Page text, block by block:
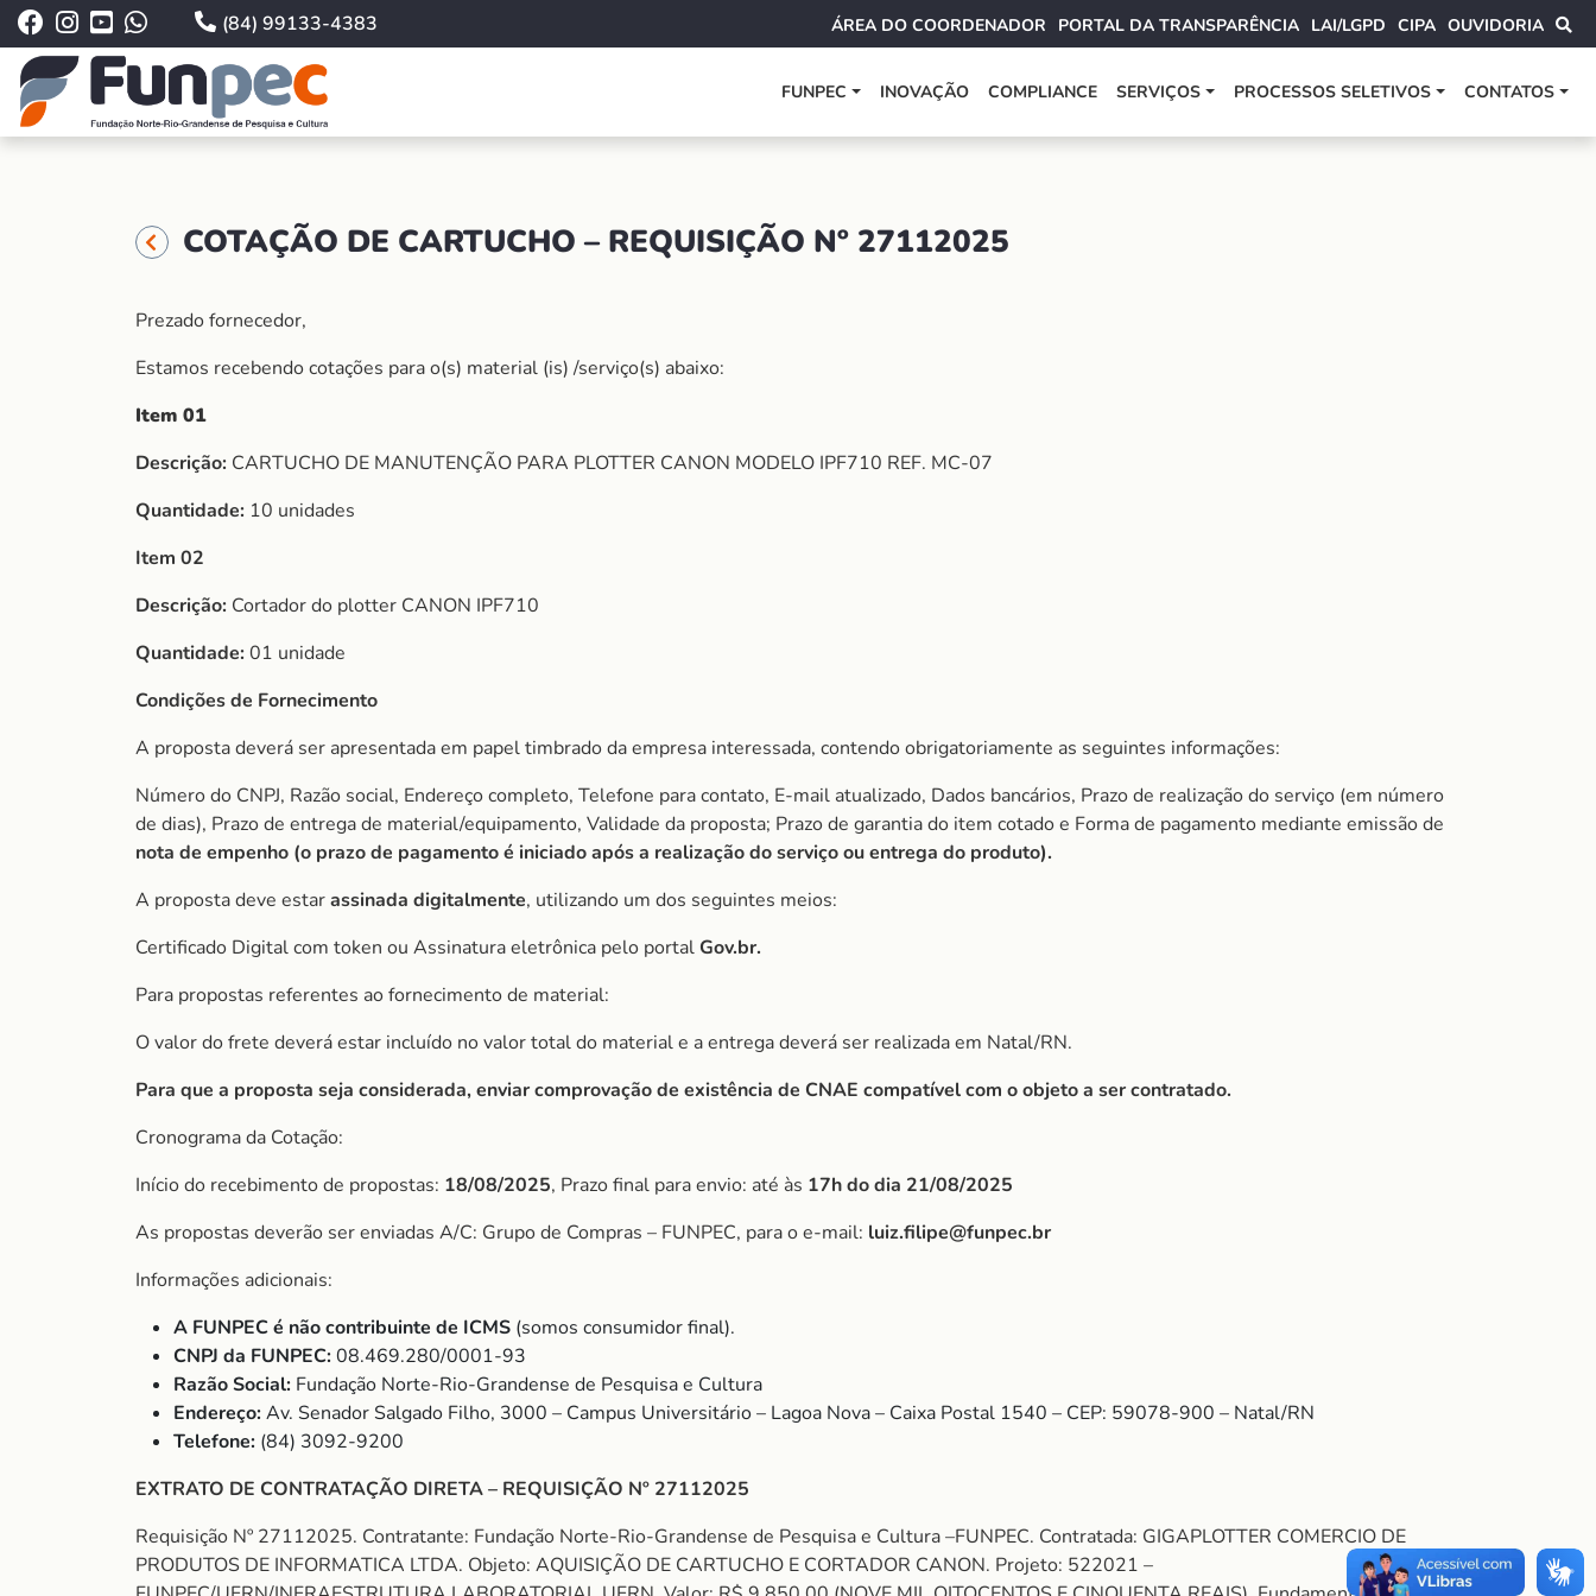
(84) 99133-4383 ÁREA DO COORDENADOR PORTAL DA TRANSPARÊNCIA LAI/LGPD CIPA OUVIDORIA
FUNPEC INOVAÇÃO COMPLIANCE SERVIÇOS PROCESSOS SELETIVOS CONTATOS
COTAÇÃO DE CARTUCHO – REQUISIÇÃO Nº 27112025
Prezado fornecedor,
Estamos recebendo cotações para o(s) material (is) /serviço(s) abaixo:
Item 01
Descrição: CARTUCHO DE MANUTENÇÃO PARA PLOTTER CANON MODELO IPF710 REF. MC-07
Quantidade: 10 unidades
Item 02
Descrição: Cortador do plotter CANON IPF710
Quantidade:01 unidade
Condições de Fornecimento
A proposta deverá ser apresentada em papel timbrado da empresa interessada, contendo obrigatoriamente as seguintes informações:
Número do CNPJ, Razão social, Endereço completo, Telefone para contato, E-mail atualizado, Dados bancários, Prazo de realização do serviço (em número
de dias), Prazo de entrega de material/equipamento, Validade da proposta; Prazo de garantia do item cotado e Forma de pagamento mediante emissão de
nota de empenho (o prazo de pagamento é iniciado após a realização do serviço ou entrega do produto).
A proposta deve estarassinada digitalmente, utilizando um dos seguintes meios:
Certificado Digital com token ou Assinatura eletrônica pelo portalGov.br.
Para propostas referentes ao fornecimento de material:
O valor do frete deverá estar incluído no valor total do material e a entrega deverá ser realizada em Natal/RN.
Para que a proposta seja considerada, enviar comprovação de existência de CNAE compatível com o objeto a ser contratado.
Cronograma da Cotação:
Início do recebimento de propostas: 18/08/2025, Prazo final para envio: até às 17h do dia 21/08/2025
As propostas deverão ser enviadas A/C: Grupo de Compras – FUNPEC, para o e-mail: luiz.filipe@funpec.br
Informações adicionais:
A FUNPEC é não contribuinte de ICMS (somos consumidor final).
CNPJ da FUNPEC:08.469.280/0001-93
Razão Social: Fundação Norte-Rio-Grandense de Pesquisa e Cultura
Endereço:Av. Senador Salgado Filho, 3000 – Campus Universitário – Lagoa Nova – Caixa Postal 1540 – CEP: 59078-900 – Natal/RN
Telefone: (84) 3092-9200
EXTRATO DE CONTRATAÇÃO DIRETA – REQUISIÇÃO Nº 27112025
Requisição Nº 27112025. Contratante: Fundação Norte-Rio-Grandense de Pesquisa e Cultura –FUNPEC. Contratada: GIGAPLOTTER COMERCIO DE
PRODUTOS DE INFORMATICA LTDA. Objeto: AQUISIÇÃO DE CARTUCHO E CORTADOR CANON. Projeto: 522021 –